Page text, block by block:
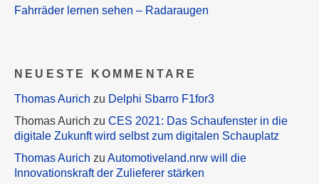
Fahrräder lernen sehen – Radaraugen
NEUESTE KOMMENTARE
Thomas Aurich zu Delphi Sbarro F1for3
Thomas Aurich zu CES 2021: Das Schaufenster in die
digitale Zukunft wird selbst zum digitalen Schauplatz
Thomas Aurich zu Automotiveland.nrw will die
Innovationskraft der Zulieferer stärken